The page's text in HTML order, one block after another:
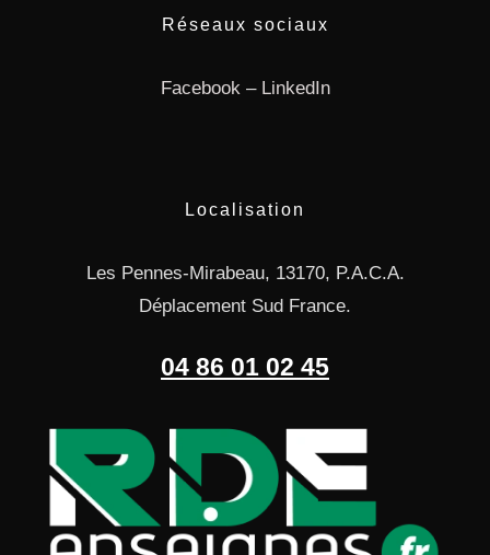
Réseaux sociaux
Facebook– LinkedIn
Localisation
Les Pennes-Mirabeau, 13170, P.A.C.A.
Déplacement Sud France.
04 86 01 02 45